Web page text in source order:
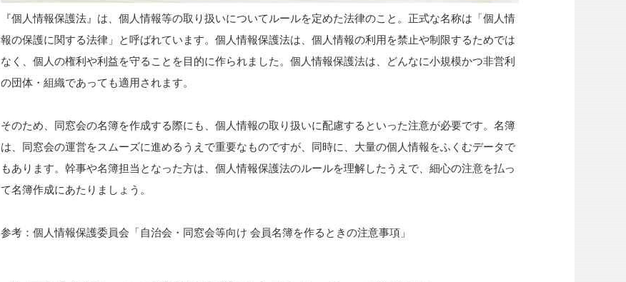
『個人情報保護法』は、個人情報等の取り扱いについてルールを定めた法律のこと。正式な名称は「個人情
報の保護に関する法律」と呼ばれています。個人情報保護法は、個人情報の利用を禁止や制限するためでは
なく、個人の権利や利益を守ることを目的に作られました。個人情報保護法は、どんなに小規模かつ非営利
の団体・組織であっても適用されます。
そのため、同窓会の名簿を作成する際にも、個人情報の取り扱いに配慮するといった注意が必要です。名簿
は、同窓会の運営をスムーズに進めるうえで重要なものですが、同時に、大量の個人情報をふくむデータで
もあります。幹事や名簿担当となった方は、個人情報保護法のルールを理解したうえで、細心の注意を払っ
て名簿作成にあたりましょう。
参考：個人情報保護委員会「自治会・同窓会等向け 会員名簿を作るときの注意事項」